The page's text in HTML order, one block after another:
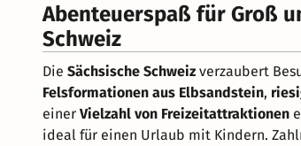
Abenteuerspaß für Groß
Schweiz
Die Sächsische Schweiz verzaubert
Felsformationen aus Elbsandstein,
einer Vielzahl von Freizeitattraktionen
ideal für einen Urlaub mit Kindern.